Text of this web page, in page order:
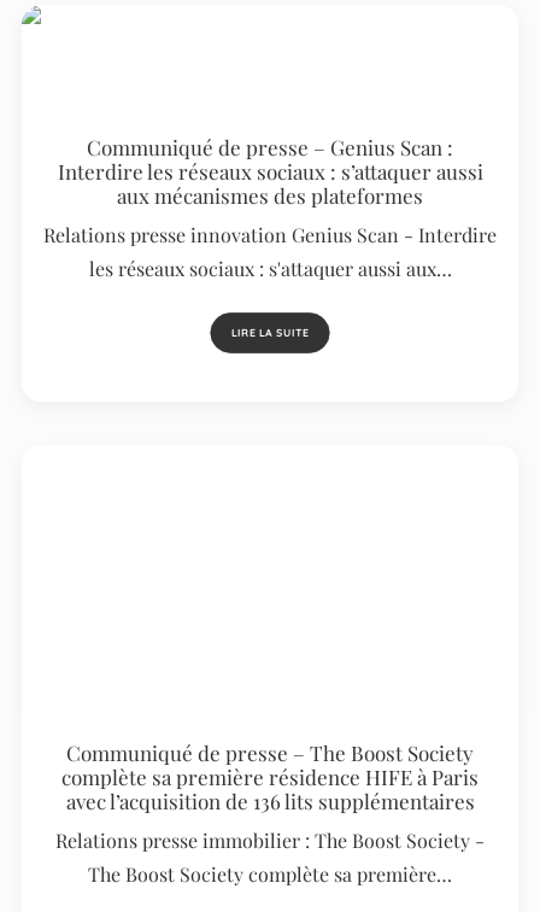
Communiqué de presse – Genius Scan :
Interdire les réseaux sociaux : s’attaquer aussi
aux mécanismes des plateformes
Relations presse innovation Genius Scan - Interdire
les réseaux sociaux : s'attaquer aussi aux…
LIRE LA SUITE
Communiqué de presse – The Boost Society
complète sa première résidence HIFE à Paris
avec l’acquisition de 136 lits supplémentaires
Relations presse immobilier : The Boost Society -
The Boost Society complète sa première…